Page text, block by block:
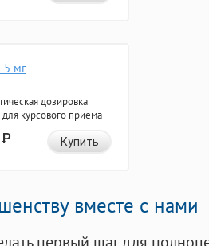
5 мг
дозировка
курсового приема
Р Купить
вместе с нами